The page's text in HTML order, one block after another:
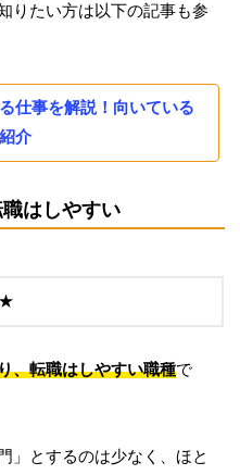
りたい方は以下の記事も参
仕事を解説！向いている
介
はしやすい
、転職はしやすい職種で
」とするのは少なく、ほと